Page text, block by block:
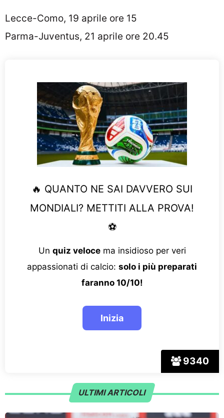
Lecce-Como, 19 aprile ore 15
Parma-Juventus, 21 aprile ore 20.45
9340
🔥 QUANTO NE SAI DAVVERO SUI
MONDIALI? METTITI ALLA PROVA!
⚽
Un quiz velocema insidioso per veri
appassionati di calcio: solo i più preparati
faranno 10/10!
ULTIMI ARTICOLI